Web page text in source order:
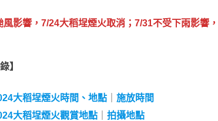
風影響，7/24大稻埕煙火取消； 7/31不受下雨影響
】
大稻埕煙火時間、地點
施放時間
大稻埕煙火觀賞地點
拍攝地點